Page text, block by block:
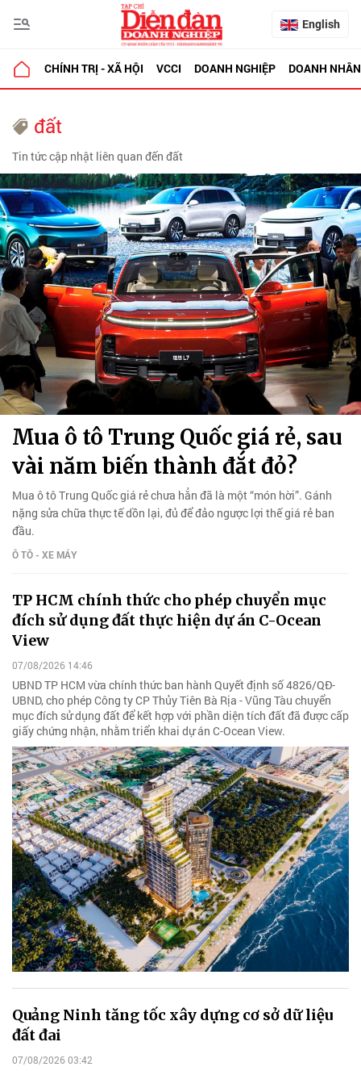
English
CHÍNH TRỊ - XÃ HỘI VCCI DOANH NGHIỆP DOANH NHÂN
đất
Tin tức cập nhật liên quan đến đất
Mua ô tô Trung Quốc giá rẻ, sau
vài năm biến thành đắt đỏ?
Mua ô tô Trung Quốc giá rẻ chưa hẳn đã là một “món hời”. Gánh
nặng sửa chữa thực tế dồn lại, đủ để đảo ngược lợi thế giá rẻ ban
đầu.
Ô TÔ - XE MÁY
TP HCM chính thức cho phép chuyển mục
đích sử dụng đất thực hiện dự án C-Ocean
View
07/08/2026 14:46
UBND TP HCM vừa chính thức ban hành Quyết định số 4826/QĐ-
UBND, cho phép Công ty CP Thủy Tiên Bà Rịa - Vũng Tàu chuyển
mục đích sử dụng đất để kết hợp với phần diện tích đất đã được cấp
giấy chứng nhận, nhằm triển khai dự án C-Ocean View.
Quảng Ninh tăng tốc xây dựng cơ sở dữ liệu
đất đai
07/08/2026 03:42